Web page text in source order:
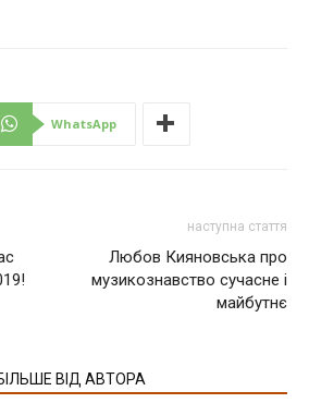
WhatsApp
наступна стаття
Любов Кияновська про
музикознавство сучасне і
майбутнє
ВІД АВТОРА